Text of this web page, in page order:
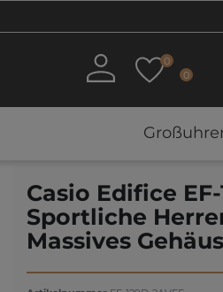
0
0
Casio Edifice
Sportliche
Massives